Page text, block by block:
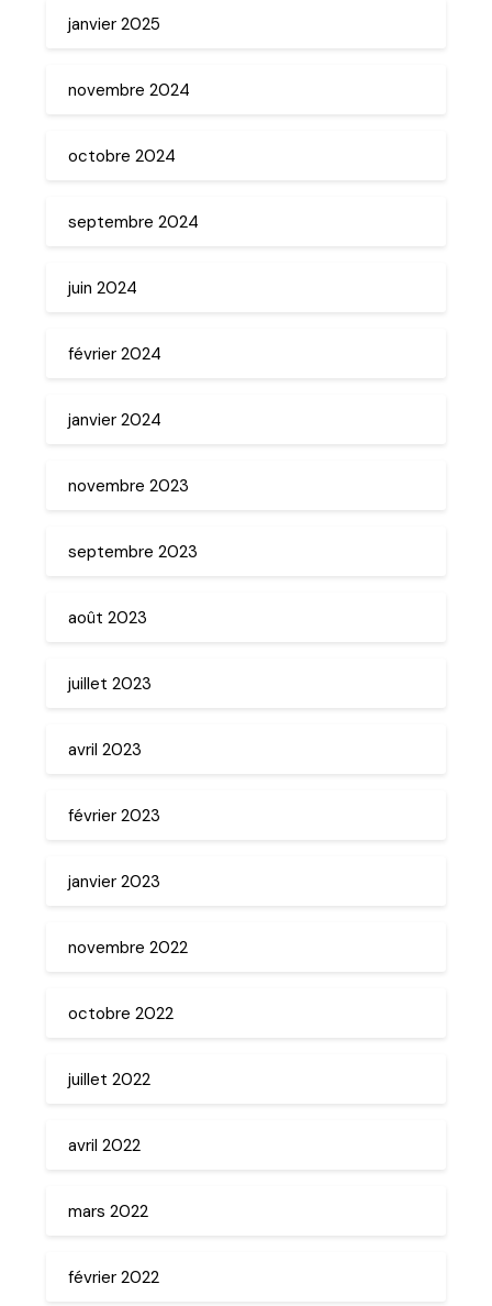
janvier 2025
novembre 2024
octobre 2024
septembre 2024
juin 2024
février 2024
janvier 2024
novembre 2023
septembre 2023
août 2023
juillet 2023
avril 2023
février 2023
janvier 2023
novembre 2022
octobre 2022
juillet 2022
avril 2022
mars 2022
février 2022